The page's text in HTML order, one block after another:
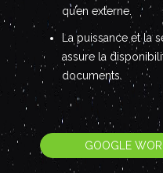
qu’en externe.
La puissance et la
assure la
documents.
GOOGLE